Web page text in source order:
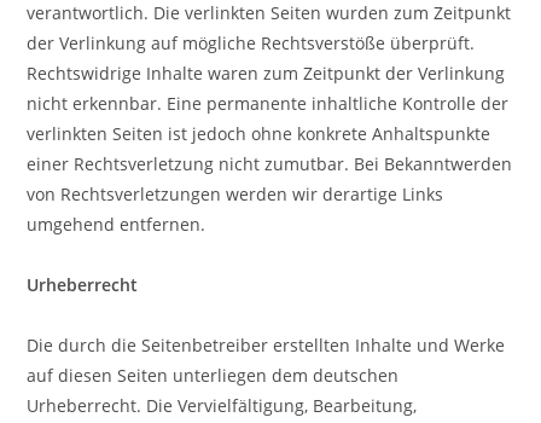
verantwortlich. Die verlinkten Seiten wurden zum Zeitpunkt
der Verlinkung auf mögliche Rechtsverstöße überprüft.
Rechtswidrige Inhalte waren zum Zeitpunkt der Verlinkung
nicht erkennbar. Eine permanente inhaltliche Kontrolle der
verlinkten Seiten ist jedoch ohne konkrete Anhaltspunkte
einer Rechtsverletzung nicht zumutbar. Bei Bekanntwerden
von Rechtsverletzungen werden wir derartige Links
umgehend entfernen.
Urheberrecht
Die durch die Seitenbetreiber erstellten Inhalte und Werke
auf diesen Seiten unterliegen dem deutschen
Urheberrecht. Die Vervielfältigung, Bearbeitung,